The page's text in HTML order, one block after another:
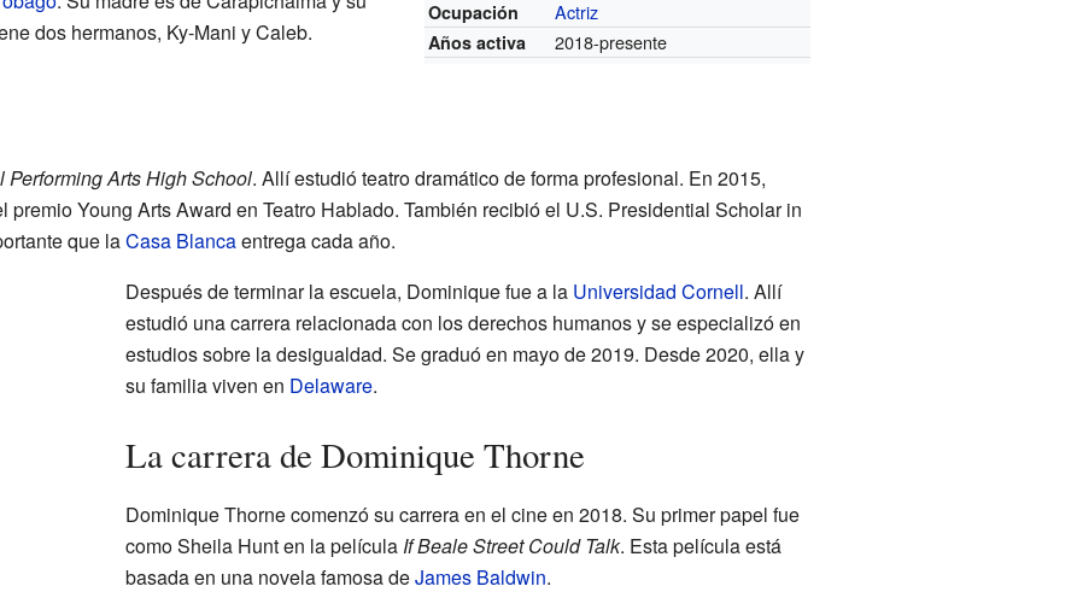
Ocupación
Actriz
Años activa 2018-presente
dos hermanos, Ky-Mani y Caleb.
Performing Arts High School. Allí estudió teatro dramático de forma profesional. En 2015,
premio Young Arts Award en Teatro Hablado. También recibió el U.S. Presidential Scholar in
que laCasa Blancaentrega cada año.
Después de terminar la escuela, Dominique fue a la Universidad Cornell. Allí
estudió una carrera relacionada con los derechos humanos y se especializó en
estudios sobre la desigualdad. Se graduó en mayo de 2019. Desde 2020, ella y
su familia viven en Delaware.
La carrera de Dominique Thorne
Dominique Thorne comenzó su carrera en el cine en 2018. Su primer papel fue
como Sheila Hunt en la película If Beale Street Could Talk. Esta película está
basada en una novela famosa deJames Baldwin.